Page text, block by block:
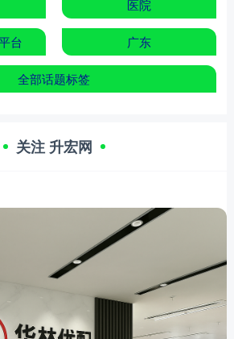
医院
台 广东
全部话题标签
关注 升宏网